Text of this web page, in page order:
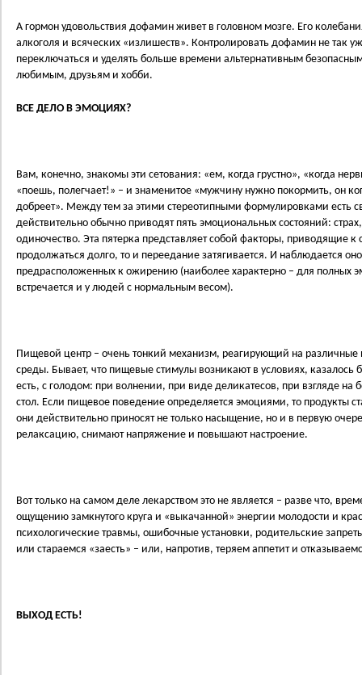
А гормон удовольствия дофамин живет в головном мозге. Его
алкоголя и всяческих «излишеств». Контролировать дофамин не так
переключаться и уделять больше времени альтернативным
любимым, друзьям и хобби.
ВСЕ ДЕЛО В ЭМОЦИЯХ?
Вам, конечно, знакомы эти сетования: «ем, когда грустно», «когда
«поешь, полегчает!» – и знаменитое «мужчину нужно покормить, он
добреет». Между тем за этими стереотипными формулировками есть
действительно обычно приводят пять эмоциональных состояний:
одиночество. Эта пятерка представляет собой факторы, приводящие к
продолжаться долго, то и переедание затягивается. И наблюдается
предрасположенных к ожирению (наиболее характерно – для полных
встречается и у людей с нормальным весом).
Пищевой центр – очень тонкий механизм, реагирующий на
среды. Бывает, что пищевые стимулы возникают в условиях, казалось
есть, с голодом: при волнении, при виде деликатесов, при взгляде на
стол. Если пищевое поведение определяется эмоциями, то продукты
они действительно приносят не только насыщение, но и в первую
релаксацию, снимают напряжение и повышают настроение.
Вот только на самом деле лекарством это не является – разве что,
ощущению замкнутого круга и «выкачанной» энергии молодости и
психологические травмы, ошибочные установки, родительские
или стараемся «заесть» – или, напротив, теряем аппетит и
ВЫХОД ЕСТЬ!